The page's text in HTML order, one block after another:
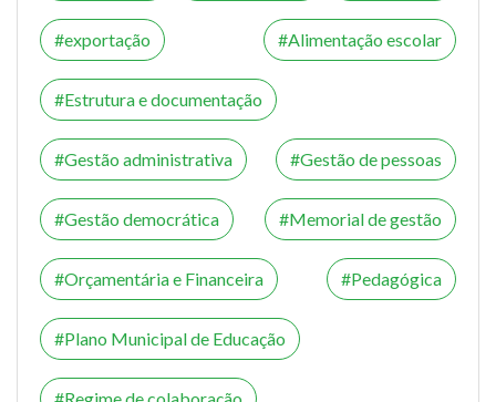
exportação Alimentação escolar
Estrutura e documentação
Gestão administrativa Gestão de pessoas
Gestão democrática Memorial de gestão
Orçamentária e Financeira Pedagógica
Plano Municipal de Educação